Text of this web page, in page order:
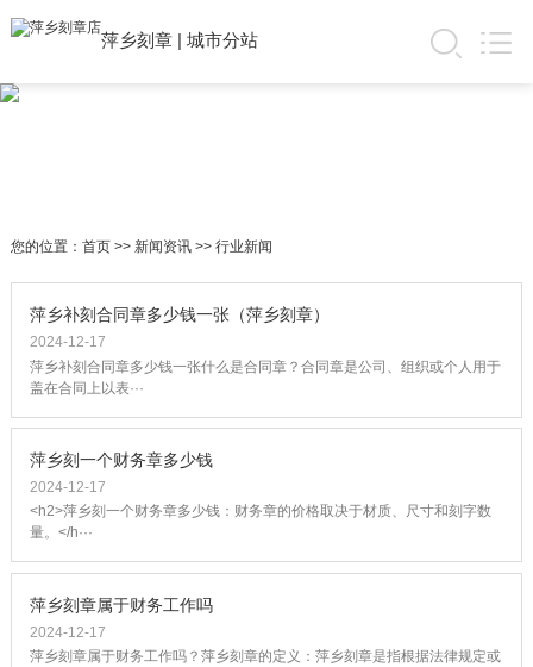
萍乡刻章| 城市分站
您的位置： 首页>> 新闻资讯>> 行业新闻
萍乡补刻合同章多少钱一张（萍乡刻章）
2024-12-17
萍乡补刻合同章多少钱一张什么是合同章？合同章是公司、组织或个人用于
盖在合同上以表···
萍乡刻一个财务章多少钱
2024-12-17
<h2>萍乡刻一个财务章多少钱：财务章的价格取决于材质、尺寸和刻字数
量。</h···
萍乡刻章属于财务工作吗
2024-12-17
萍乡刻章属于财务工作吗？萍乡刻章的定义：萍乡刻章是指根据法律规定或